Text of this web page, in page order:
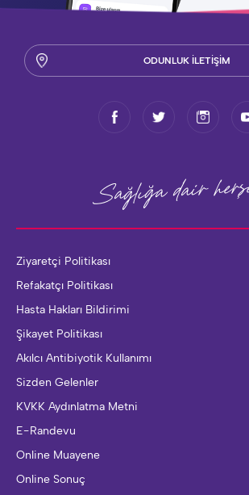
ODUNLUK İLETİŞİM
Sağlığa dair
Ziyaretçi Politikası
Refakatçı Politikası
Hasta Hakları Bildirimi
Şikayet Politikası
Akılcı Antibiyotik Kullanımı
Sizden Gelenler
KVKK Aydınlatma Metni
E-Randevu
Online Muayene
Online Sonuç